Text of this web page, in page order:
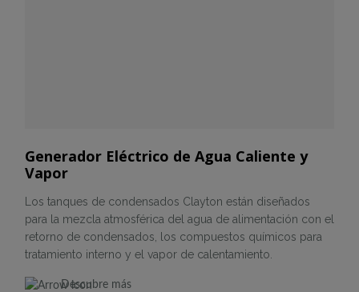
Generador Eléctrico de Agua Caliente y
Vapor
Los tanques de condensados Clayton están diseñados
para la mezcla atmosférica del agua de alimentación con el
retorno de condensados, los compuestos químicos para
tratamiento interno y el vapor de calentamiento.
Descubre más